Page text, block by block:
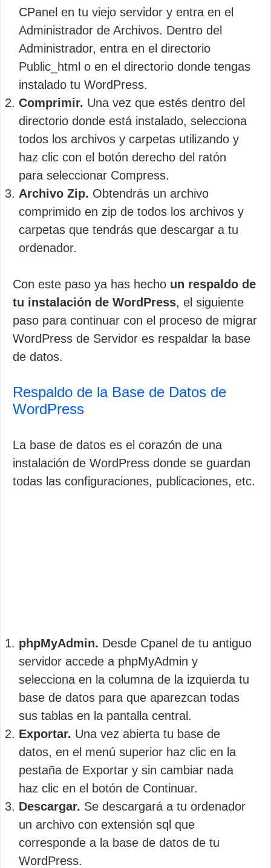
CPanel en tu viejo servidor y entra en el
Administrador de Archivos. Dentro del
Administrador, entra en el directorio
Public_html o en el directorio donde tengas
instalado tu WordPress.
Comprimir. Una vez que estés dentro del
directorio donde está instalado, selecciona
todos los archivos y carpetas utilizando y
haz clic con el botón derecho del ratón
para seleccionar Compress.
Archivo Zip. Obtendrás un archivo
comprimido en zip de todos los archivos y
carpetas que tendrás que descargar a tu
ordenador.
Con este paso ya has hecho un respaldo de
tu instalación de WordPress, el siguiente
paso para continuar con el proceso de migrar
WordPress de Servidor es respaldar la base
de datos.
Respaldo de la Base de Datos de
WordPress
La base de datos es el corazón de una
instalación de WordPress donde se guardan
todas las configuraciones, publicaciones, etc.
phpMyAdmin. Desde Cpanel de tu antiguo
servidor accede a phpMyAdmin y
selecciona en la columna de la izquierda tu
base de datos para que aparezcan todas
sus tablas en la pantalla central.
Exportar. Una vez abierta tu base de
datos, en el menú superior haz clic en la
pestaña de Exportar y sin cambiar nada
haz clic en el botón de Continuar.
Descargar. Se descargará a tu ordenador
un archivo con extensión sql que
corresponde a la base de datos de tu
WordPress.